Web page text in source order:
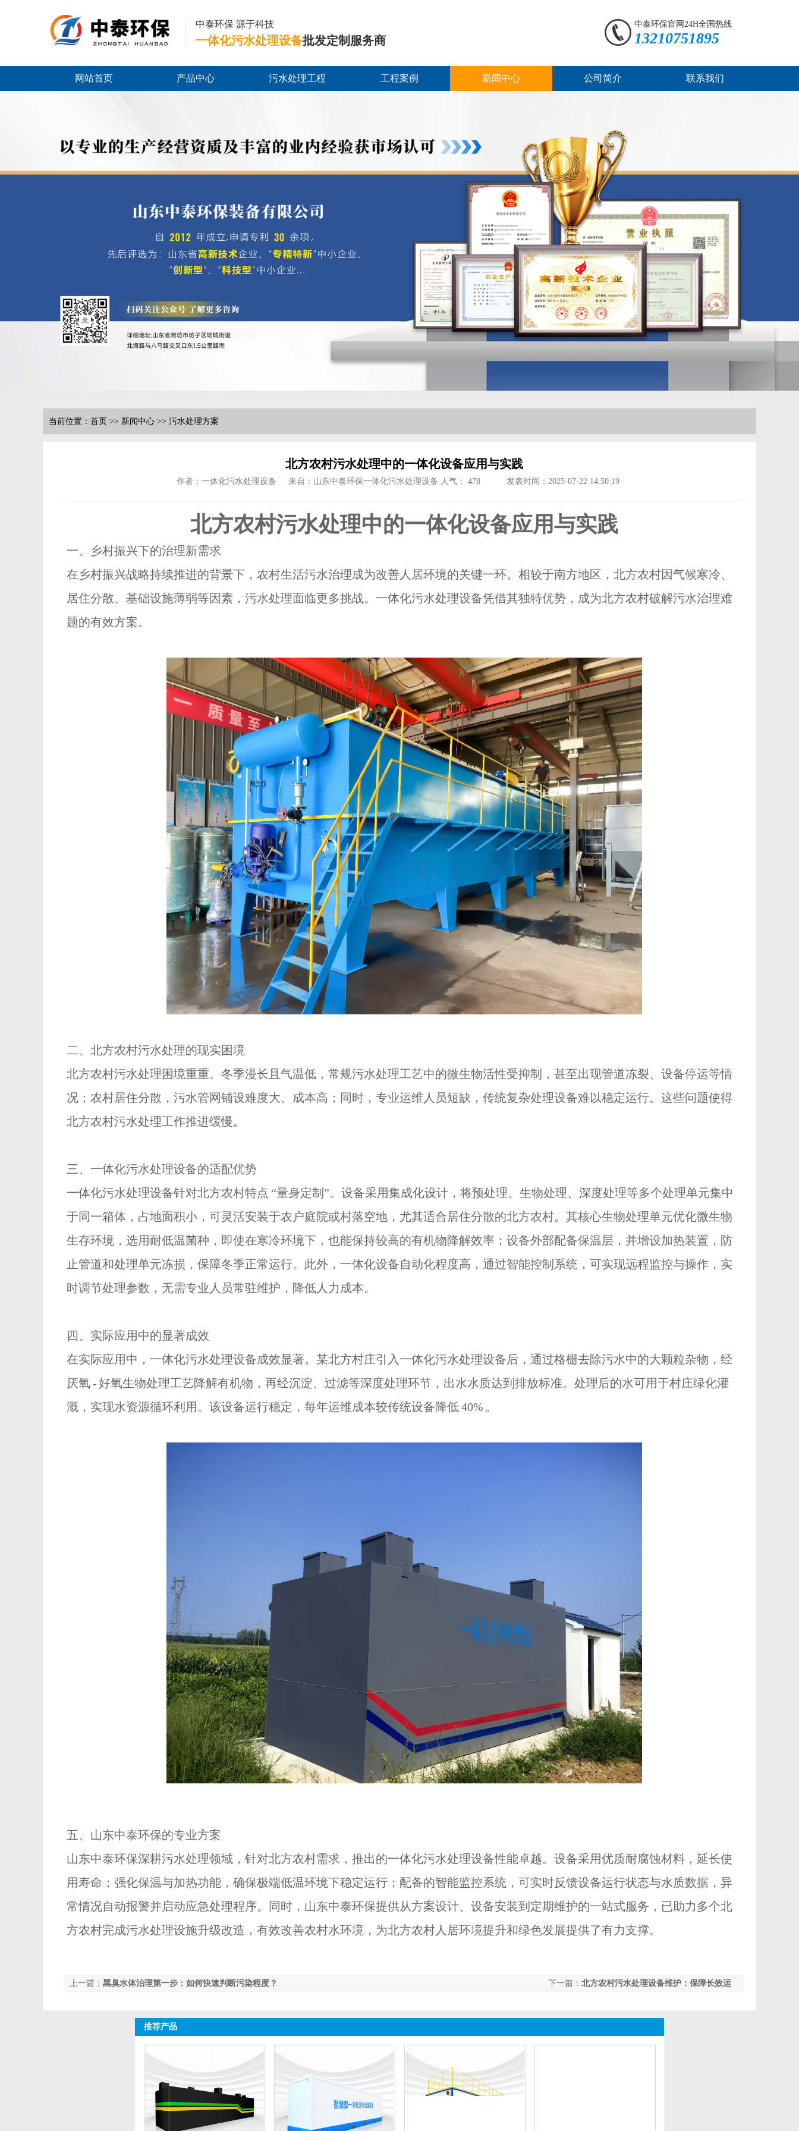
中泰环保 源于科技
一体化污水处理设备批发定制服务商
中泰环保官网24H全国热线
13210751895
网站首页 产品中心 污水处理工程 工程案例 新闻中心 公司简介 联系我们
当前位置： 首页 >> 新闻中心 >> 污水处理方案
北方农村污水处理中的一体化设备应用与实践
作者：一体化污水处理设备 来自：山东中泰环保一体化污水处理设备 人气： 478 发表时间：2025-07-22 14:50:19
北方农村污水处理中的一体化设备应用与实践
一、乡村振兴下的治理新需求
在乡村振兴战略持续推进的背景下，农村生活污水治理成为改善人居环境的关键一环。相较于南方地区，北方农村因气候寒冷、
居住分散、基础设施薄弱等因素，污水处理面临更多挑战。一体化污水处理设备凭借其独特优势，成为北方农村破解污水治理难
题的有效方案。
二、北方农村污水处理的现实困境
北方农村污水处理困境重重。冬季漫长且气温低，常规污水处理工艺中的微生物活性受抑制，甚至出现管道冻裂、设备停运等情
况；农村居住分散，污水管网铺设难度大、成本高；同时，专业运维人员短缺，传统复杂处理设备难以稳定运行。这些问题使得
北方农村污水处理工作推进缓慢。
三、一体化污水处理设备的适配优势
一体化污水处理设备针对北方农村特点 “量身定制”。设备采用集成化设计，将预处理、生物处理、深度处理等多个处理单元集中
于同一箱体，占地面积小，可灵活安装于农户庭院或村落空地，尤其适合居住分散的北方农村。其核心生物处理单元优化微生物
生存环境，选用耐低温菌种，即使在寒冷环境下，也能保持较高的有机物降解效率；设备外部配备保温层，并增设加热装置，防
止管道和处理单元冻损，保障冬季正常运行。此外，一体化设备自动化程度高，通过智能控制系统，可实现远程监控与操作，实
时调节处理参数，无需专业人员常驻维护，降低人力成本。
四、实际应用中的显著成效
在实际应用中，一体化污水处理设备成效显著。某北方村庄引入一体化污水处理设备后，通过格栅去除污水中的大颗粒杂物，经
厌氧 - 好氧生物处理工艺降解有机物，再经沉淀、过滤等深度处理环节，出水水质达到排放标准。处理后的水可用于村庄绿化灌
溉，实现水资源循环利用。该设备运行稳定，每年运维成本较传统设备降低 40% 。
五、山东中泰环保的专业方案
山东中泰环保深耕污水处理领域，针对北方农村需求，推出的一体化污水处理设备性能卓越。设备采用优质耐腐蚀材料，延长使
用寿命；强化保温与加热功能，确保极端低温环境下稳定运行；配备的智能监控系统，可实时反馈设备运行状态与水质数据，异
常情况自动报警并启动应急处理程序。同时，山东中泰环保提供从方案设计、设备安装到定期维护的一站式服务，已助力多个北
方农村完成污水处理设施升级改造，有效改善农村水环境，为北方农村人居环境提升和绿色发展提供了有力支撑。
下一篇： 北方农村污水处理设备维护：保障长效运
上一篇： 黑臭水体治理第一步：如何快速判断污染程度？
推荐产品